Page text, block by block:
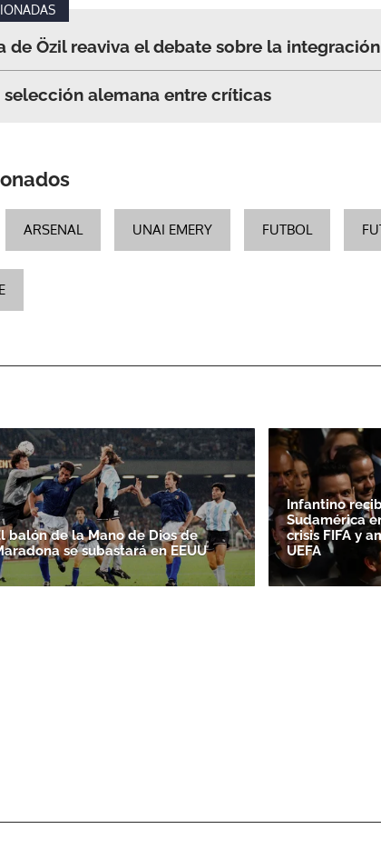
de Özil reaviva el debate sobre la integración
selección alemana entre críticas
ARSENAL UNAI EMERY FUTBOL
balón de la Mano de Dios de
se subastará en EEUU
Infantino
Sudamérica
crisis FIFA y
UEFA